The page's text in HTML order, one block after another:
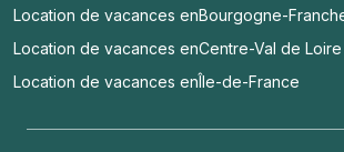
Location de vacances enBourgogne-
Location de vacances enCentre-Val de Loire
Location de vacances enÎle-de-France